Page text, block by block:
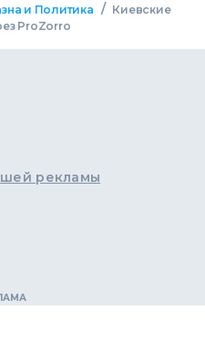
и Политика / Киевские
ProZorro
рекламы